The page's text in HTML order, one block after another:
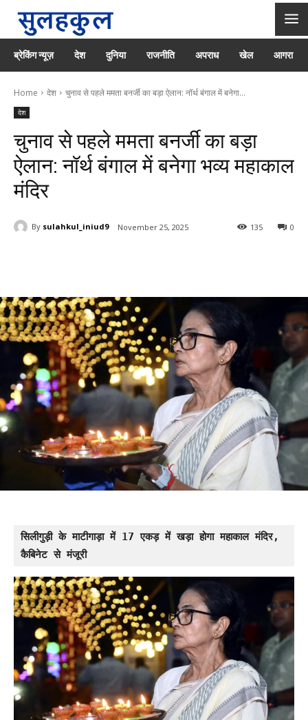
ब्रेकिंग न्यूज़ देश दुनिया राजनीति अपराध खेल आगरा
Home देश चुनाव से पहले ममता बनर्जी का बड़ा ऐलान: नॉर्थ बंगाल में बनेगा...
देश
चुनाव से पहले ममता बनर्जी का बड़ा
ऐलान: नॉर्थ बंगाल में बनेगा भव्य महाकाल
मंदिर
By sulahkul_iniud9 November 25, 2025 0
135
सिलीगुड़ी के माटीगाड़ा में 17 एकड़ में खड़ा होगा महाकाल मंदिर,
कैबिनेट से मंजूरी